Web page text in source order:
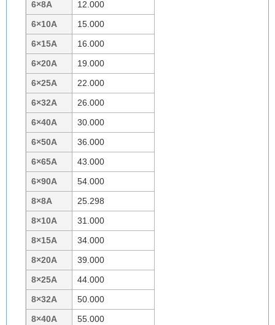
6×8A
12.000
6×10A
15.000
6×15A
16.000
6×20A
19.000
6×25A
22.000
6×32A
26.000
6×40A
30.000
6×50A
36.000
6×65A
43.000
6×90A
54.000
8×8A
25.298
8×10A
31.000
8×15A
34.000
8×20A
39.000
8×25A
44.000
8×32A
50.000
8×40A
55.000